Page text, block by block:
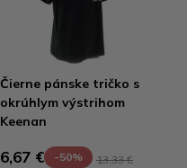
Čierne pánske tričko s
okrúhlym výstrihom
Keenan
6,67 € -50% 13,33 €